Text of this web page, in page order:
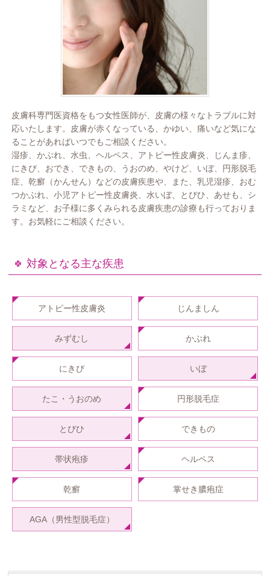
皮膚科専門医資格をもつ女性医師が、皮膚の様々なトラブルに対
応いたします。皮膚が赤くなっている、かゆい、痛いなど気にな
ることがあればいつでもご相談ください。
湿疹、かぶれ、水虫、ヘルペス、アトピー性皮膚炎、じんま疹、
にきび、おでき、できもの、うおのめ、やけど、いぼ、円形脱毛
症、乾癬（かんせん）などの皮膚疾患や、また、乳児湿疹、おむ
つかぶれ、小児アトピー性皮膚炎、水いぼ、とびひ、あせも、シ
ラミなど、お子様に多くみられる皮膚疾患の診療も行っておりま
す。お気軽にご相談ください。
対象となる主な疾患
アトピー性皮膚炎 じんましん
みずむし かぶれ
にきび いぼ
たこ・うおのめ 円形脱毛症
とびひ できもの
帯状疱疹 ヘルペス
乾癬 掌せき膿疱症
AGA（男性型脱毛症）